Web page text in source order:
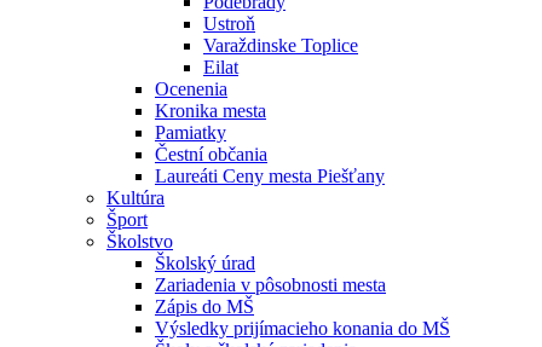
Ustroň
Varaždinske Toplice
Eilat
Ocenenia
Kronika mesta
Pamiatky
Čestní občania
Laureáti Ceny mesta Piešťany
Kultúra
Šport
Školstvo
Školský úrad
Zariadenia v pôsobnosti mesta
Zápis do MŠ
Výsledky prijímacieho konania do MŠ